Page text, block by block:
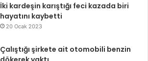
İki kardeşin karıştığı feci kazada biri
hayatını kaybetti
20 Ocak 2023
Çalıştığı şirkete ait otomobili benzin